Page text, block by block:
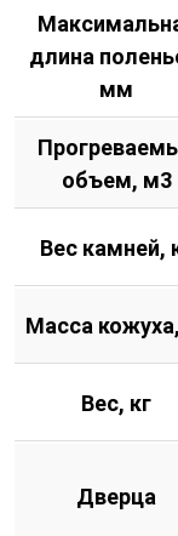
длина
мм
объем, м3
Вес камней,
Масса
Вес, кг
Дверца